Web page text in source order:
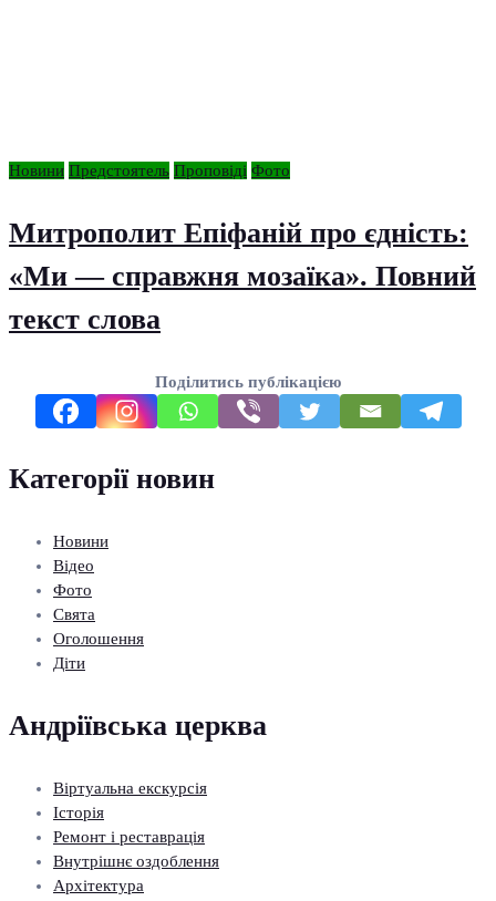
Новини Предстоятель Проповіді Фото
Митрополит Епіфаній про єдність:
«Ми — справжня мозаїка». Повний
текст слова
Поділитись публікацією
Категорії новин
Новини
Відео
Фото
Свята
Оголошення
Діти
Андріївська церква
Віртуальна екскурсія
Історія
Ремонт і реставрація
Внутрішнє оздоблення
Архітектура